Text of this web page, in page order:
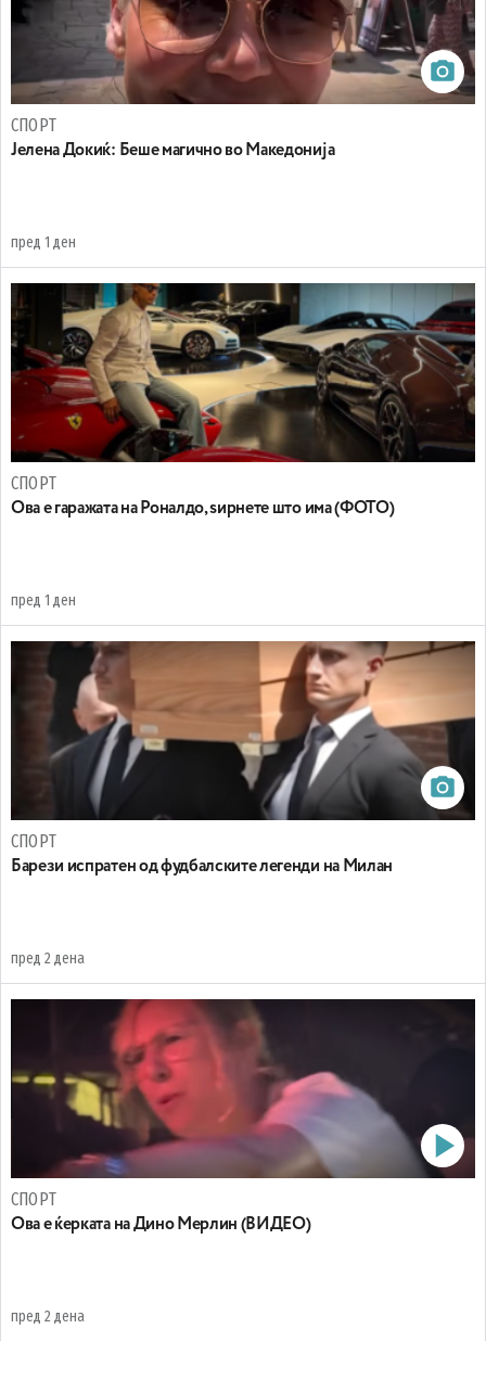
СПОРТ
Јелена Докиќ: Беше магично во Македонија
пред 1 ден
СПОРТ
Ова е гаражата на Роналдо, ѕирнете што има (ФОТО)
пред 1 ден
СПОРТ
Барези испратен од фудбалските легенди на Милан
пред 2 дена
СПОРТ
Oва е ќерката на Дино Мерлин (ВИДЕО)
пред 2 дена